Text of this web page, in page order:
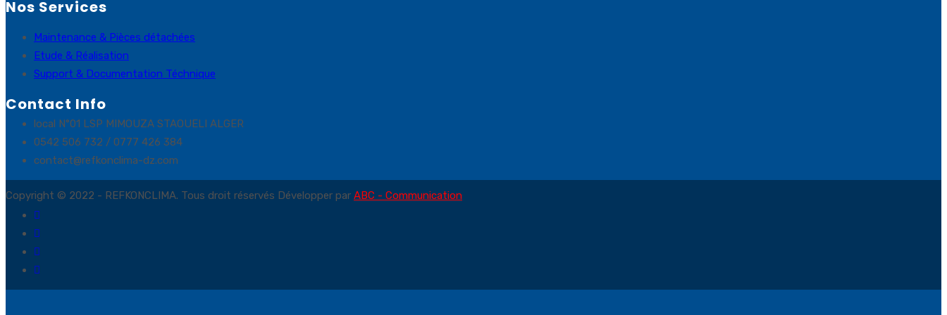
Nos Services
Maintenance & Pièces détachées
Etude & Réalisation
Support & Documentation Téchnique
Contact Info
local N°01 LSP MIMOUZA STAOUELI ALGER
0542 506 732 / 0777 426 384
contact@refkonclima-dz.com
Copyright © 2022 - REFKONCLIMA. Tous droit réservés Développer par ABC - Communication